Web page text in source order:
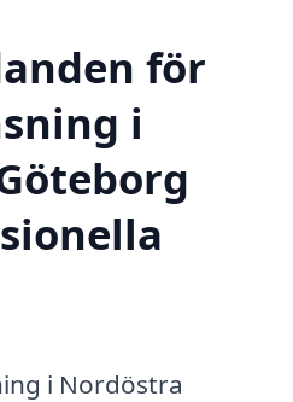
för
i
i Nordöstra